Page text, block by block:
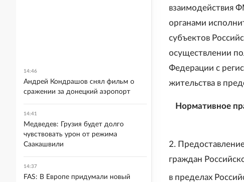
взаимодействия
органами
субъектов
осуществлении
Федерации с
жительства в
Нормативное
2.
граждан
в пределах
14:46
Андрей Кондрашов снял фильм о
сражении за донецкий аэропорт
14:41
Медведев: Грузия будет долго
чувствовать урон от режима
Саакашвили
14:37
FAS: В Европе придумали новый